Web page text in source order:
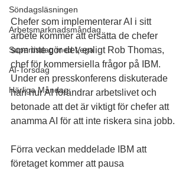
Söndagsläsningen
Arbetsmarknadsmåndag
Supertisdag med Vega
AI-Torsdag
Härliga Måndag
Chefer som implementerar AI i sitt
arbete kommer att ersätta de chefer
som inte gör det, enligt Rob Thomas,
chef för kommersiella frågor på IBM.
Under en presskonferens diskuterade
han hur AI förändrar arbetslivet och
betonade att det är viktigt för chefer att
anamma AI för att inte riskera sina jobb.
Förra veckan meddelade IBM att
företaget kommer att pausa